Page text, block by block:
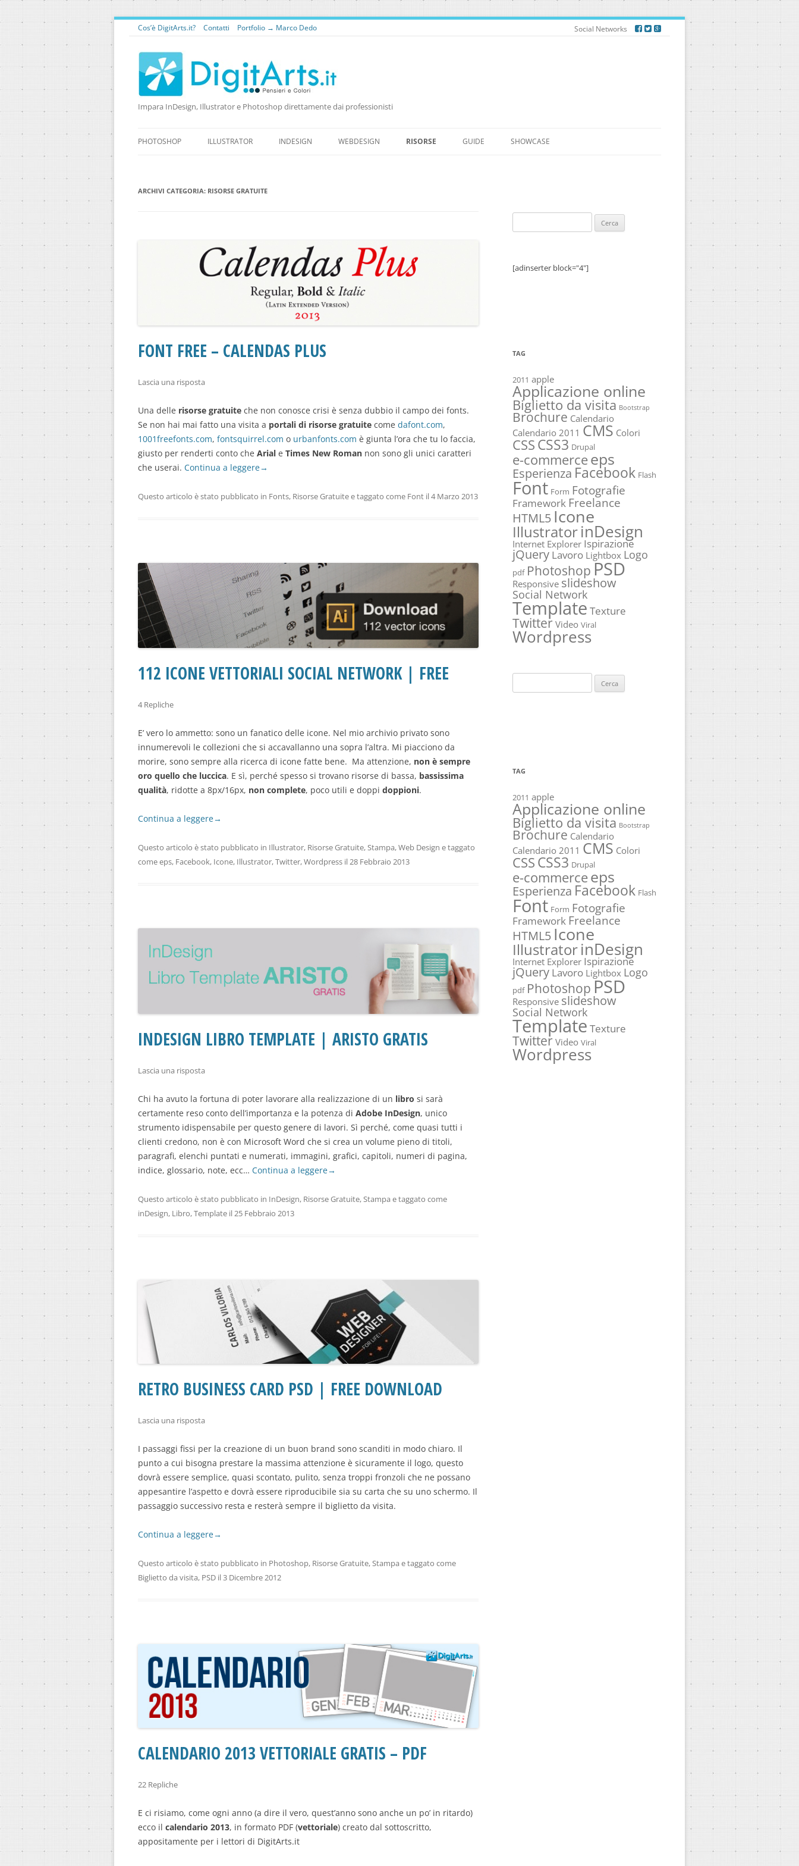
Cos’è DigitArts.it? Contatti Portfolio → Marco Dedo Social Networks
Impara InDesign, Illustrator e Photoshop direttamente dai professionisti
PHOTOSHOP ILLUSTRATOR INDESIGN WEBDESIGN RISORSE GUIDE SHOWCASE
ARCHIVI CATEGORIA: RISORSE GRATUITE
FONT FREE – CALENDAS PLUS
Lascia una risposta
Una delle risorse gratuite che non conosce crisi è senza dubbio il campo dei fonts.
Se non hai mai fatto una visita a portali di risorse gratuite come dafont.com,
1001freefonts.com, fontsquirrel.com o urbanfonts.com è giunta l’ora che tu lo faccia,
giusto per renderti conto che Arial e Times New Roman non sono gli unici caratteri
che userai. Continua a leggere→
Questo articolo è stato pubblicato in Fonts, Risorse Gratuitee taggato come Font il4 Marzo 2013
112 ICONE VETTORIALI SOCIAL NETWORK | FREE
4 Repliche
E’ vero lo ammetto: sono un fanatico delle icone. Nel mio archivio privato sono
innumerevoli le collezioni che si accavallanno una sopra l’altra. Mi piacciono da
morire, sono sempre alla ricerca di icone fatte bene. Ma attenzione, non è sempre
oro quello che luccica. E sì, perché spesso si trovano risorse di bassa, bassissima
qualità, ridotte a 8px/16px, non complete, poco utili e doppi doppioni.
Continua a leggere→
Questo articolo è stato pubblicato in Illustrator, Risorse Gratuite,Stampa,Web Design e taggato
comeeps, Facebook, Icone, Illustrator,Twitter,Wordpress il28 Febbraio 2013
INDESIGN LIBRO TEMPLATE | ARISTO GRATIS
Lascia una risposta
Chi ha avuto la fortuna di poter lavorare alla realizzazione di un libro si sarà
certamente reso conto dell’importanza e la potenza di Adobe InDesign, unico
strumento idispensabile per questo genere di lavori. Sì perché, come quasi tutti i
clienti credono, non è con Microsoft Word che si crea un volume pieno di titoli,
paragrafi, elenchi puntati e numerati, immagini, grafici, capitoli, numeri di pagina,
indice, glossario, note, ecc… Continua a leggere→
Questo articolo è stato pubblicato in InDesign, Risorse Gratuite,Stampa e taggato come
inDesign, Libro,Template il25 Febbraio 2013
RETRO BUSINESS CARD PSD | FREE DOWNLOAD
Lascia una risposta
I passaggi fissi per la creazione di un buon brand sono scanditi in modo chiaro. Il
punto a cui bisogna prestare la massima attenzione è sicuramente il logo, questo
dovrà essere semplice, quasi scontato, pulito, senza troppi fronzoli che ne possano
appesantire l’aspetto e dovrà essere riproducibile sia su carta che su uno schermo. Il
passaggio successivo resta e resterà sempre il biglietto da visita.
Continua a leggere→
Questo articolo è stato pubblicato in Photoshop, Risorse Gratuite,Stampa e taggato come
Biglietto da visita, PSD il3 Dicembre 2012
CALENDARIO 2013 VETTORIALE GRATIS – PDF
22 Repliche
E ci risiamo, come ogni anno (a dire il vero, quest’anno sono anche un po’ in ritardo)
ecco il calendario 2013, in formato PDF (vettoriale) creato dal sottoscritto,
appositamente per i lettori di DigitArts.it
per:
[adinserter block="4"]
TAG
2011 apple
Applicazione online
Biglietto da visita Bootstrap
Brochure Calendario
Calendario 2011 CMS Colori
CSSCSS3 Drupal
e-commerceeps
Esperienza Facebook Flash
Font Form Fotografie
Framework Freelance
HTML5 Icone
IllustratorinDesign
Internet Explorer Ispirazione
jQuery Lavoro Lightbox Logo
pdf PhotoshopPSD
Responsive slideshow
Social Network
Template Texture
TwitterVideo Viral
Wordpress
per:
TAG
2011 apple
Applicazione online
Biglietto da visita Bootstrap
Brochure Calendario
Calendario 2011 CMS Colori
CSSCSS3 Drupal
e-commerceeps
Esperienza Facebook Flash
Font Form Fotografie
Framework Freelance
HTML5 Icone
IllustratorinDesign
Internet Explorer Ispirazione
jQuery Lavoro Lightbox Logo
pdf PhotoshopPSD
Responsive slideshow
Social Network
Template Texture
TwitterVideo Viral
Wordpress